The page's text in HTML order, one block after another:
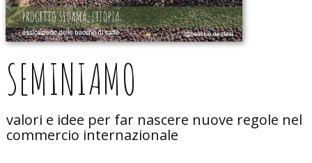
SEMINIAMO
valori e idee per far nascere nuove regole nel
commercio internazionale